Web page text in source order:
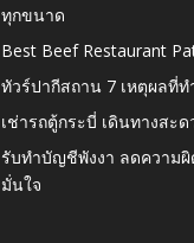
ทุกขนาด
Best Beef Restaurant
ทัวร์ปากีสถาน 7 เหตุผลที่ท
เช่ารถตู้กระบี่ เดินทางสะ
รับทำบัญชีพังงา ลดความ
มั่นใจ